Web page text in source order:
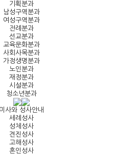
기획분과
남성구역분과
여성구역분과
전례분과
선교분과
교육문화분과
사회사목분과
가정생명분과
노인분과
재정분과
시설분과
청소년분과
미사와 성사안내
세례성사
성체성사
견진성사
고해성사
혼인성사